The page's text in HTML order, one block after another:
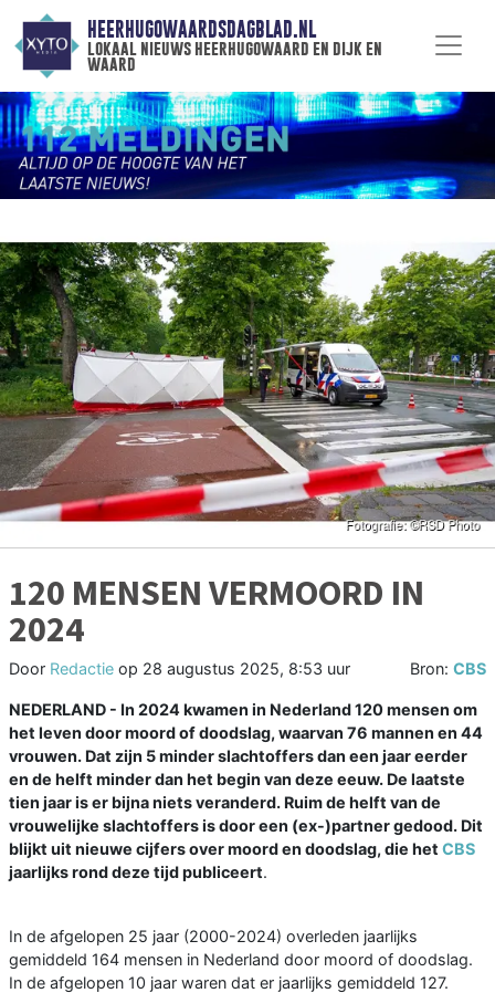
HEERHUGOWAARDSDAGBLAD.NL
lokaal nieuws heerhugowaard en dijk en
waard
120 MENSEN VERMOORD IN
2024
Door Redactie op 28 augustus 2025, 8:53 uur Bron: CBS
NEDERLAND - In 2024 kwamen in Nederland 120 mensen om
het leven door moord of doodslag, waarvan 76 mannen en 44
vrouwen. Dat zijn 5 minder slachtoffers dan een jaar eerder
en de helft minder dan het begin van deze eeuw. De laatste
tien jaar is er bijna niets veranderd. Ruim de helft van de
vrouwelijke slachtoffers is door een (ex-)partner gedood. Dit
blijkt uit nieuwe cijfers over moord en doodslag, die het CBS
jaarlijks rond deze tijd publiceert.
In de afgelopen 25 jaar (2000-2024) overleden jaarlijks
gemiddeld 164 mensen in Nederland door moord of doodslag.
In de afgelopen 10 jaar waren dat er jaarlijks gemiddeld 127.